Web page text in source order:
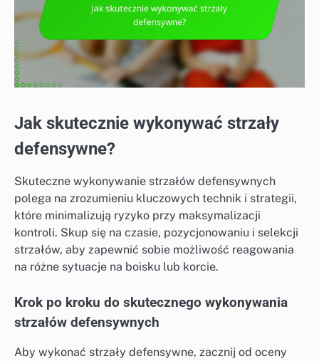
Jak skutecznie wykonywać strzały
defensywne?
Skuteczne wykonywanie strzałów defensywnych
polega na zrozumieniu kluczowych technik i strategii,
które minimalizują ryzyko przy maksymalizacji
kontroli. Skup się na czasie, pozycjonowaniu i selekcji
strzałów, aby zapewnić sobie możliwość reagowania
na różne sytuacje na boisku lub korcie.
Krok po kroku do skutecznego wykonywania
strzałów defensywnych
Aby wykonać strzały defensywne, zacznij od oceny